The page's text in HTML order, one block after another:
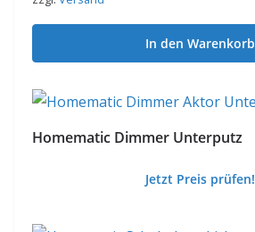
In den Warenkorb
Homematic Dimmer Unterputz
Jetzt Preis prüfen!